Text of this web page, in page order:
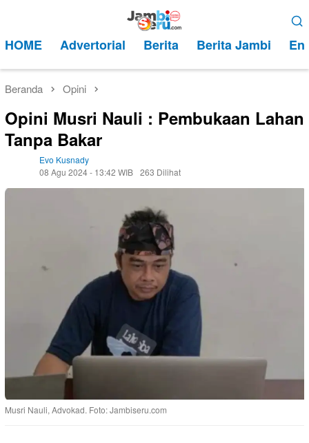
kontenMobile
HOME Advertorial Berita Berita Jambi
Beranda Opini
Opini Musri Nauli : Pembukaan Lahan
Tanpa Bakar
Evo Kusnady
08 Agu 2024 - 13:42 WIB 263 Dilihat
Musri Nauli, Advokad. Foto: Jambiseru.com